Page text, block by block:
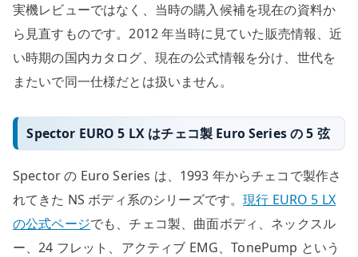
実機レビューではなく、当時の購入候補を現在の資料か
ら見直すものです。2012 年当時に見ていた販売情報、近
い時期の国内カタログ、現在の公式情報を分け、世代を
またいで同一仕様だとは扱いません。
Spector EURO 5 LX はチェコ製 Euro Series の 5 弦
Spector の Euro Series は、1993 年からチェコで製作さ
れてきた NS ボディ系のシリーズです。現行 EURO 5 LX
の公式ページでも、チェコ製、曲面ボディ、ネックスル
ー、24 フレット、アクティブ EMG、TonePump という